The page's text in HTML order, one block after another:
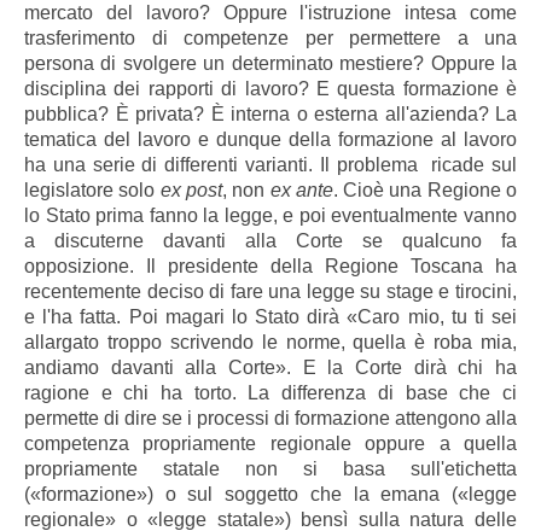
mercato del lavoro? Oppure l'istruzione intesa come
trasferimento di competenze per permettere a una
persona di svolgere un determinato mestiere? Oppure la
disciplina dei rapporti di lavoro? E questa formazione è
pubblica? È privata? È interna o esterna all'azienda? La
tematica del lavoro e dunque della formazione al lavoro
ha una serie di differenti varianti. Il problema ricade sul
legislatore solo ex post, non ex ante. Cioè una Regione o
lo Stato prima fanno la legge, e poi eventualmente vanno
a discuterne davanti alla Corte se qualcuno fa
opposizione. Il presidente della Regione Toscana ha
recentemente deciso di fare una legge su stage e tirocini,
e l'ha fatta. Poi magari lo Stato dirà «Caro mio, tu ti sei
allargato troppo scrivendo le norme, quella è roba mia,
andiamo davanti alla Corte». E la Corte dirà chi ha
ragione e chi ha torto. La differenza di base che ci
permette di dire se i processi di formazione attengono alla
competenza propriamente regionale oppure a quella
propriamente statale non si basa sull'etichetta
(«formazione») o sul soggetto che la emana («legge
regionale» o «legge statale») bensì sulla natura delle